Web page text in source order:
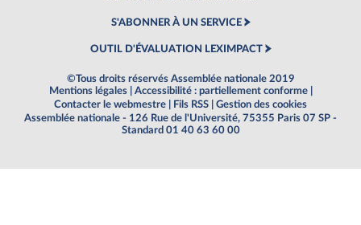
S'ABONNER À UN SERVICE
OUTIL D'ÉVALUATION LEXIMPACT
©Tous droits réservés Assemblée nationale 2019
Mentions légales
Accessibilité : partiellement conforme
Contacter le webmestre
Fils RSS
Gestion des cookies
Assemblée nationale - 126 Rue de l'Université, 75355 Paris 07 SP -
Standard 01 40 63 60 00